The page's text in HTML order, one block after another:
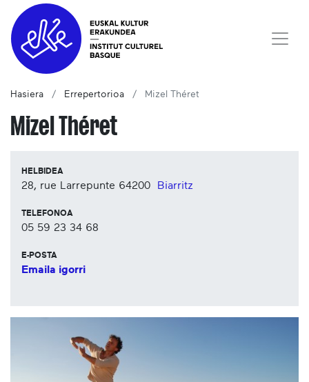
Hasiera Errepertorioa Mizel Théret
Mizel Théret
HELBIDEA
28, rue Larrepunte 64200 Biarritz
TELEFONOA
05 59 23 34 68
E-POSTA
Emaila igorri